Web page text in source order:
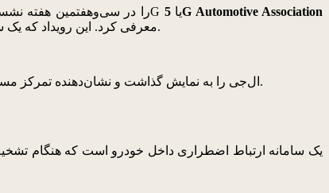
را در سی‌وهفتمین هفته نشست انجمن خودرویی 5G یا5G Automotive Association
معرفی کرد. این رویداد که یک سازمان جهانی بین‌صنعتی برای توسعه راهکارهای حمل‌ونقل متصل به شمار می‌رود، در تاریخ 23 آوریل در شهر گوتنبرگ سوئد برگزار شد.
این راهکار جدید، توانمندی‌های واحد کنترل تلماتیک (TCU) ال‌جی را به نمایش گذاشت و نشان‌دهنده تمرکز مستمر این شرکت بر فناوری‌های ارتباطی خودرو مطابق با مقررات جدید ایمنی اروپا است.